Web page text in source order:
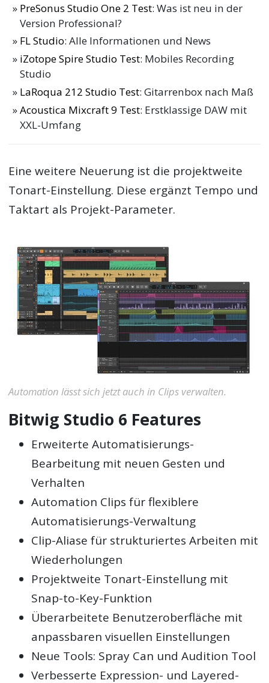
PreSonus Studio One 2 Test: Was ist neu in der
Version Professional?
FL Studio: Alle Informationen und News
iZotope Spire Studio Test: Mobiles Recording
Studio
LaRoqua 212 Studio Test: Gitarrenbox nach Maß
Acoustica Mixcraft 9 Test: Erstklassige DAW mit
XXL-Umfang
Eine weitere Neuerung ist die projektweite
Tonart-Einstellung. Diese ergänzt Tempo und
Taktart als Projekt-Parameter.
Automation lässt sich jetzt auch in Clips verwalten.
Bitwig Studio 6 Features
Erweiterte Automatisierungs-
Bearbeitung mit neuen Gesten und
Verhalten
Automation Clips für flexiblere
Automatisierungs-Verwaltung
Clip-Aliase für strukturiertes Arbeiten mit
Wiederholungen
Projektweite Tonart-Einstellung mit
Snap-to-Key-Funktion
Überarbeitete Benutzeroberfläche mit
anpassbaren visuellen Einstellungen
Neue Tools: Spray Can und Audition Tool
Verbesserte Expression- und Layered-